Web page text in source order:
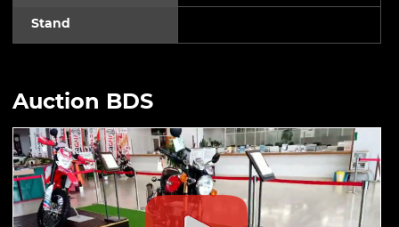
Stand
Auction BDS